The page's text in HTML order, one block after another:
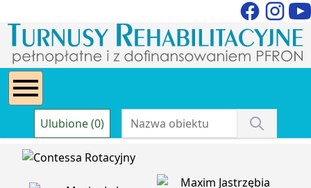
Ulubione (0)